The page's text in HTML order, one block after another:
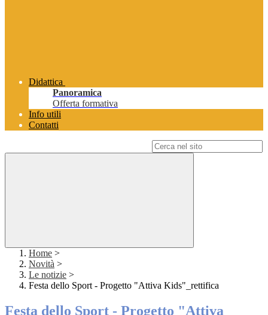
Didattica
Panoramica
Offerta formativa
Info utili
Contatti
Home >
Novità >
Le notizie >
Festa dello Sport - Progetto "Attiva Kids"_rettifica
Festa dello Sport - Progetto "Attiva